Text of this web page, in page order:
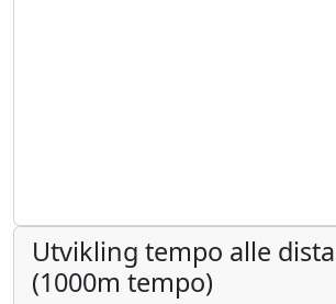
Utvikling tempo alle
(1000m tempo)